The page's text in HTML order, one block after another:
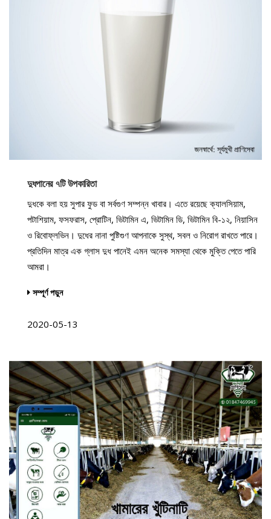
দুধপানের ৭টি উপকারিতা
দুধকে বলা হয় সুপার ফুড বা সর্বগুণ সম্পন্ন খাবার। এতে রয়েছে ক্যালসিয়াম,
পটাশিয়াম, ফসফরাস, প্রোটিন, ভিটামিন এ, ভিটামিন ডি, ভিটামিন বি-১২, নিয়াসিন
ও রিবোফ্লভিন। দুধের নানা পুষ্টিগুণ আপনাকে সুস্থ, সবল ও নিরোগ রাখতে পারে।
প্রতিদিন মাত্র এক গ্লাস দুধ পানেই এমন অনেক সমস্যা থেকে মুক্তি পেতে পারি
আমরা।
সম্পূর্ণ পড়ুন
2020-05-13